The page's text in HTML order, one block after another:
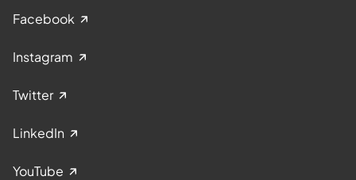
Facebook
Instagram
Twitter
LinkedIn
YouTube